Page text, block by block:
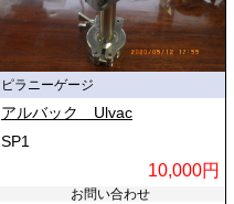
ピラニーゲージ
アルバック Ulvac
SP1
10,000円
お問い合わせ